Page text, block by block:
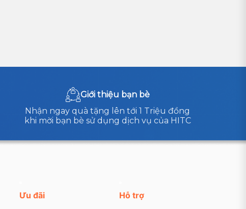
Giới thiệu bạn bè
Nhận ngay quà tặng lên tới 1 Triệu đồng
khi mời bạn bè sử dụng dịch vụ của HITC
Ưu đãi Hỗ trợ